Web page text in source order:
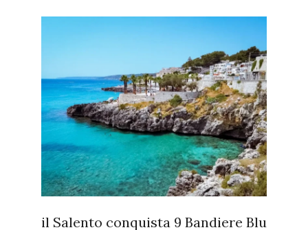
il Salento conquista 9 Bandiere Blu